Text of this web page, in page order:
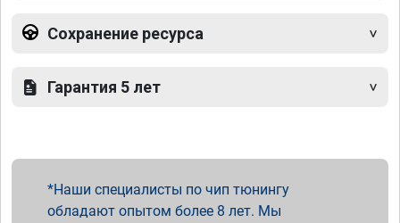
Сохранение ресурса
Гарантия 5 лет
Наши специалисты по чип тюнингу
обладают опытом более 8 лет. Мы